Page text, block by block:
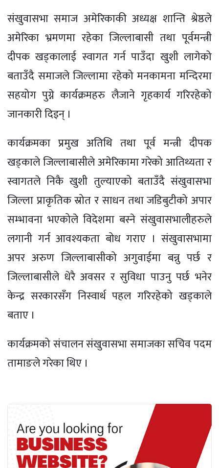
संखुवासभा समाज अमेरिकाकी अध्यक्ष शान्ति श्रेष्ठले
अमेरिका भ्रमणमा रहेका जिल्लाबासी तथा पूर्वमन्त्री
दीपक खड्कालाई स्वागत गर्न पाउँदा खुशी लागेको
बताउँदै समाजले जिल्लामा रहेको मनकामना मन्दिरमा
सहयोग पुग्ने कार्यक्रमहरु लैजाने गृहकार्य गरिरहेको
जानकारी दिइन् ।
कार्यक्रमका प्रमुख अतिथि तथा पूर्व मन्त्री दीपक
खड्काले जिल्लाबासीले अमेरिकामा गरेको आतिथ्यता र
स्वागतले निकै खुशी तुल्याएको बताउँदै संखुवासभा
जिल्ला प्राकृतिक स्रोत र साधन तथा जडिबुटीको अपार
सम्भावना भएकोले विदेशमा बस्ने संखुवासभालीहरुले
लगानी गर्न आवश्यकता बोध गराए । संखुवासभामा
अपर अरुण जिल्लाबासीको अगुवाईमा बन्नु पर्छ र
जिल्लाबासीले धेरै अवसर र सुविधा पाउनु पर्छ भनेर
केन्द्र सरकारसँग निस्वार्थ पहल गरिरहेको खड्काले
बताए ।
कार्यक्रमको संचालन संखुवासभा समाजका सचिव पदम
तामाङले गरेका थिए ।